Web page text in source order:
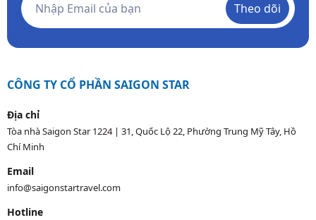
Theo dõi
CÔNG TY CỔ PHẦN SAIGON STAR
Địa chỉ
Tòa nhà Saigon Star 1224 | 31, Quốc Lộ 22, Phường Trung Mỹ Tây, Hồ
Chí Minh
Email
info@saigonstartravel.com
Hotline